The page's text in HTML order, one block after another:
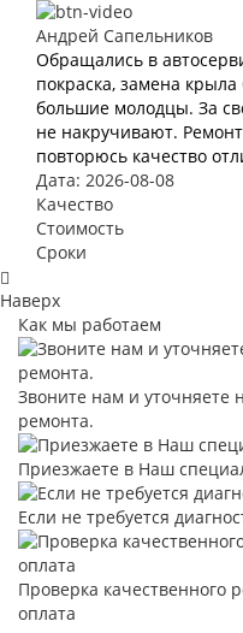
Андрей Сапельников
Обращались в
покраска, замена
большие молодцы. За
не накручивают.
повторюсь качество
Дата: 2026-08-08
Качество
Стоимость
Сроки
Наверх
Как мы работаем
Звоните нам и уточняете
ремонта.
Приезжаете в Наш
Если не требуется
Проверка качественного
оплата